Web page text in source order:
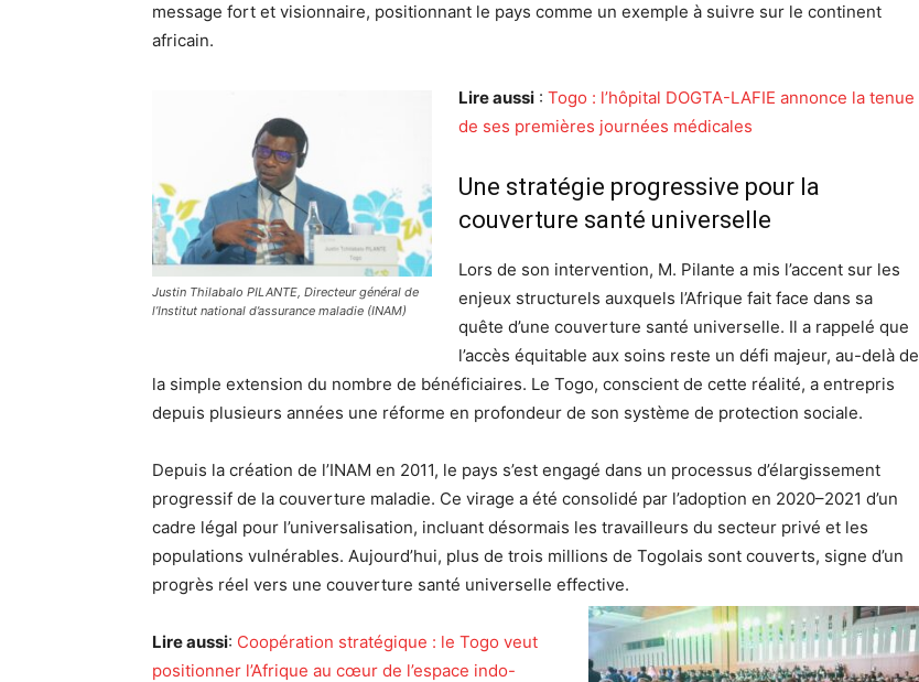
message fort et visionnaire, positionnant le pays comme un exemple à suivre sur le continent
africain.
Justin Thilabalo PILANTE, Directeur général de
l’Institut national d’assurance maladie (INAM)
Lire aussi : Togo : l’hôpital DOGTA-LAFIE annonce la tenue
de ses premières journées médicales
Une stratégie progressive pour la
couverture santé universelle
Lors de son intervention, M. Pilante a mis l’accent sur les
enjeux structurels auxquels l’Afrique fait face dans sa
quête d’une couverture santé universelle. Il a rappelé que
l’accès équitable aux soins reste un défi majeur, au-delà de
la simple extension du nombre de bénéficiaires. Le Togo, conscient de cette réalité, a entrepris
depuis plusieurs années une réforme en profondeur de son système de protection sociale.
Depuis la création de l’INAM en 2011, le pays s’est engagé dans un processus d’élargissement
progressif de la couverture maladie. Ce virage a été consolidé par l’adoption en 2020–2021 d’un
cadre légal pour l’universalisation, incluant désormais les travailleurs du secteur privé et les
populations vulnérables. Aujourd’hui, plus de trois millions de Togolais sont couverts, signe d’un
progrès réel vers une couverture santé universelle effective.
Lire aussi: Coopération stratégique : le Togo veut
positionner l’Afrique au cœur de l’espace indo-